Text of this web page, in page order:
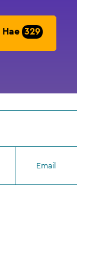
Hae 329
Email